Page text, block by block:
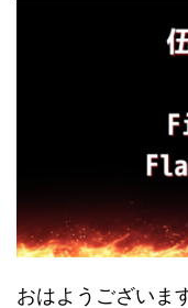
おはようございま